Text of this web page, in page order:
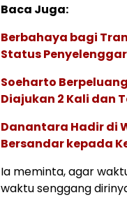
Baca Juga:
Berbahaya bagi
Status
Soeharto
Diajukan 2 Kali dan
Danantara Hadir di
Bersandar kepada
Ia meminta, agar
waktu senggang